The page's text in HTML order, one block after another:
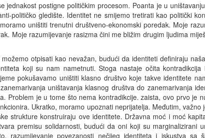
jednakost postigne političkim procesom. Poanta je u
političko gledište. Identitet ne smijemo tretirati kao politički
uništiti trenutni društveno-ekonomski poredak. Moje
Moje razumijevanje rasizma čini me bližim drugim ljudima
otpisati kao nevažan, budući da identiteti definiraju
koji su nam nametnuti. Stoga nastaje očita
pokušavamo uništiti klasno društvo koje takve identitete
uništavanja klasnog društva do zanemarivanja
Problem je u tome što nema kontradikcije. zaista, ovo prvo je
Ukratko, moramo upoznati neprijatelja. Međutim,
strukture konstruiraju ove identitete. Državna moć i moć
premisu solidarnosti, budući da oni koji su marginalizirani
razumijevanje povezanosti nečijeg identiteta i iskustva sa